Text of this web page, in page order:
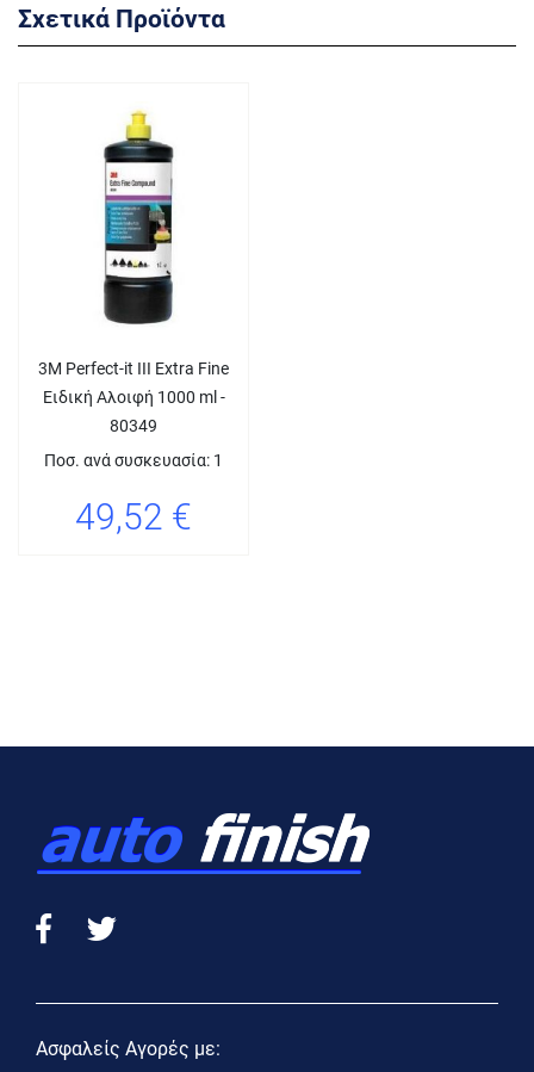
Σχετικά Προϊόντα
3M Perfect-it III Extra Fine
Ειδική Αλοιφή 1000 ml -
80349
Ποσ. ανά συσκευασία: 1
49,52 €
Ασφαλείς Αγορές με: